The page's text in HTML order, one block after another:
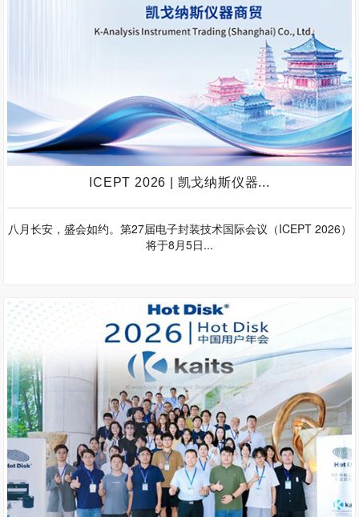
ICEPT 2026 | 凯戈纳斯仪器...
八月长安，盛会如约。第27届电子封装技术国际会议（ICEPT 2026）
将于8月5日...